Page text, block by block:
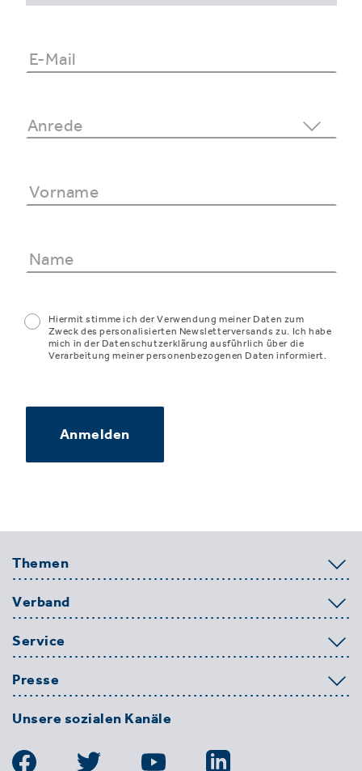
Hiermit stimme ich der Verwendung meiner Daten zum
Zweck des personalisierten Newsletterversands zu. Ich habe
mich in der Datenschutzerklärung ausführlich über die
Verarbeitung meiner personenbezogenen Daten informiert.
Anmelden
Themen
Verband
Service
Presse
Unsere sozialen Kanäle